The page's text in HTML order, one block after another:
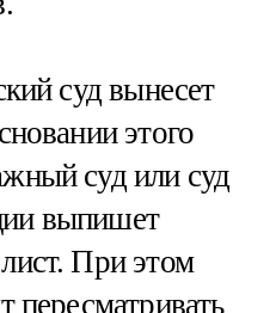
суд вынесет
этого
суд или суд
выпишет
При этом
пересматривать